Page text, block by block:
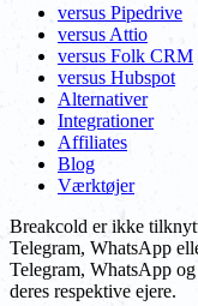
versus Pipedrive
versus Attio
versus Folk CRM
versus Hubspot
Alternativer
Integrationer
Affiliates
Blog
Værktøjer
Breakcold er ikke
Telegram, WhatsApp
Telegram, WhatsApp
deres respektive ejere.